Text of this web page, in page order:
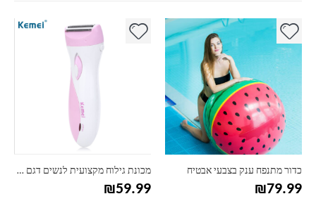
כדור מתנפח ענק בצבעי אבטיח
₪79.99
מכונת גילוח מקצועית לנשים דגם קולור
₪59.99